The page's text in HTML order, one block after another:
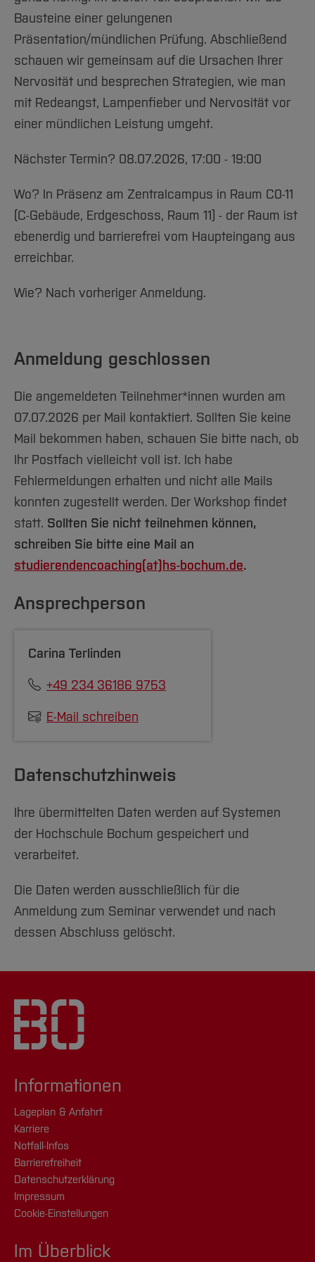
Arbeiten im FB G
Forschung und Projekte
International
Team
Service
Studiengänge
Studieninteressierte
Aktuelles
Studium
Fachgruppen
Forschung und Entwicklung
International
Team
Service
Amtliche Bekanntmachungen
Notfall-Infos
BO Shop
Familiengerechte Hochschule
Gleichstellung
Diskriminierungsfreie Hochschule
Vertretungen
Wahlen
Hochschulbibliothek
Hochschulkommunikation
International Office
Medienzentrum
qed-Stiftung
Zentrale Studienberatung
Bausteine einer gelungenen
Präsentation/mündlichen Prüfung. Abschließend
schauen wir gemeinsam auf die Ursachen Ihrer
Nervosität und besprechen Strategien, wie man
mit Redeangst, Lampenfieber und Nervosität vor
einer mündlichen Leistung umgeht.
Nächster Termin? 08.07.2026, 17:00 - 19:00
Wo? In Präsenz am Zentralcampus in Raum C0-11
(C-Gebäude, Erdgeschoss, Raum 11) - der Raum ist
ebenerdig und barrierefrei vom Haupteingang aus
erreichbar.
Wie? Nach vorheriger Anmeldung.
Anmeldung geschlossen
Die angemeldeten Teilnehmer*innen wurden am
07.07.2026 per Mail kontaktiert. Sollten Sie keine
Mail bekommen haben, schauen Sie bitte nach, ob
Ihr Postfach vielleicht voll ist. Ich habe
Fehlermeldungen erhalten und nicht alle Mails
konnten zugestellt werden. Der Workshop findet
statt. Sollten Sie nicht teilnehmen können,
schreiben Sie bitte eine Mail an
studierendencoaching(at)hs-bochum.de.
Ansprechperson
Carina Terlinden
+49 234 36186 9753
E-Mail schreiben
Datenschutzhinweis
Ihre übermittelten Daten werden auf Systemen
der Hochschule Bochum gespeichert und
verarbeitet.
Die Daten werden ausschließlich für die
Anmeldung zum Seminar verwendet und nach
dessen Abschluss gelöscht.
Informationen
Lageplan & Anfahrt
Karriere
Notfall-Infos
Barrierefreiheit
Datenschutzerklärung
Impressum
Cookie-Einstellungen
Im Überblick